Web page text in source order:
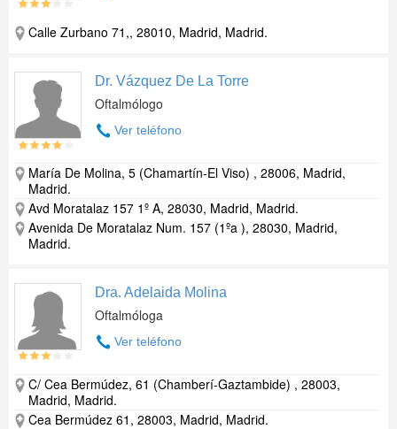
Calle Zurbano 71,, 28010, Madrid, Madrid.
Dr. Vázquez De La Torre
Oftalmólogo
Ver teléfono
María De Molina, 5 (Chamartín-El Viso) , 28006, Madrid,
Madrid.
Avd Moratalaz 157 1º A, 28030, Madrid, Madrid.
Avenida De Moratalaz Num. 157 (1ºa ), 28030, Madrid,
Madrid.
Dra. Adelaida Molina
Oftalmóloga
Ver teléfono
C/ Cea Bermúdez, 61 (Chamberí-Gaztambide) , 28003,
Madrid, Madrid.
Cea Bermúdez 61, 28003, Madrid, Madrid.